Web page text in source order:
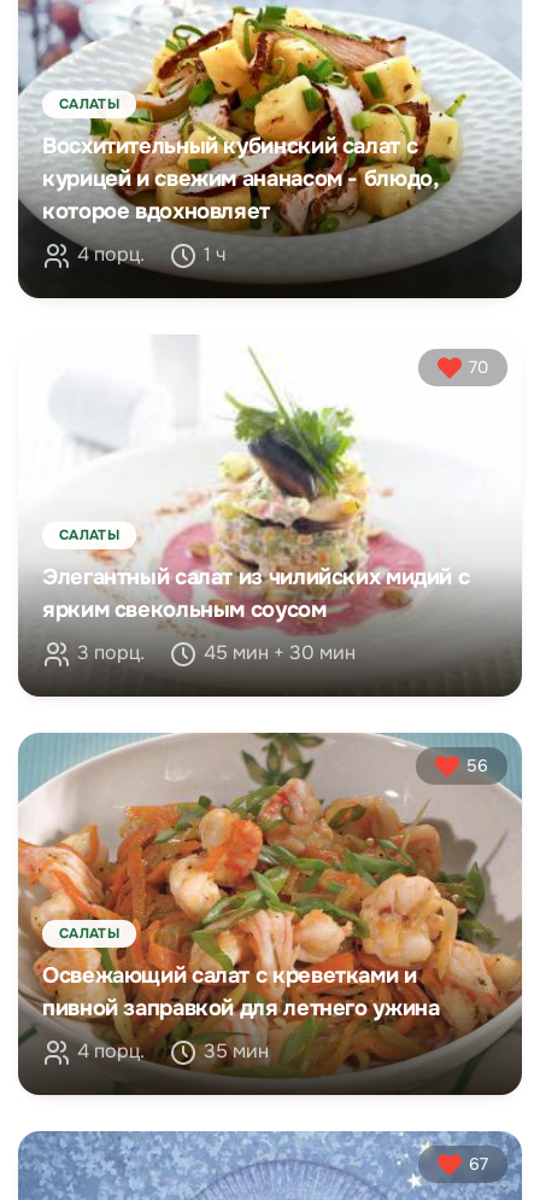
САЛАТЫ
Восхитительный кубинский салат с
курицей и свежим ананасом - блюдо,
которое вдохновляет
4 порц. 1 ч
70
САЛАТЫ
Элегантный салат из чилийских мидий с
ярким свекольным соусом
3 порц. 45 мин + 30 мин
56
САЛАТЫ
Освежающий салат с креветками и
пивной заправкой для летнего ужина
4 порц. 35 мин
67